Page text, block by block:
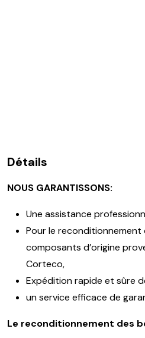
Détails
NOUS GARANTISSONS:
Une assistance
Pour le
composants d’origine
Corteco,
Expédition rapide et sûre
un service efficace de
Le reconditionnement des